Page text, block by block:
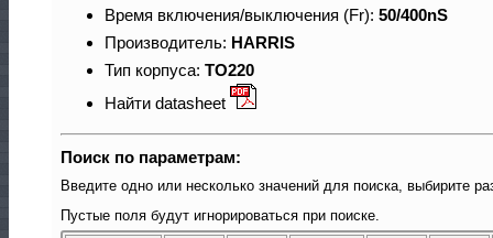
Время включения/выключения (Fr): 50/400nS
Производитель: HARRIS
Тип корпуса: TO220
Найти datasheet
Поиск по параметрам:
Введите одно или несколько значений для поиска, выбирите
Пустые поля будут игнорироваться при поиске.